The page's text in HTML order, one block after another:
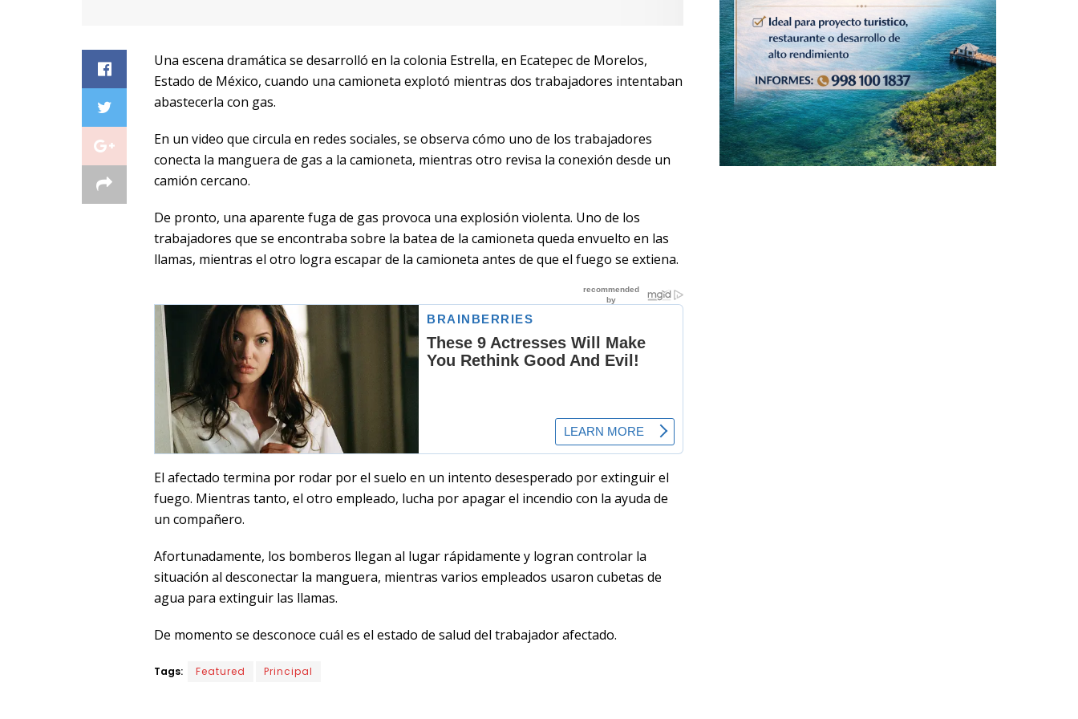
Una escena dramática se desarrolló en la colonia Estrella, en Ecatepec de Morelos,
Estado de México, cuando una camioneta explotó mientras dos trabajadores intentaban
abastecerla con gas.
En un video que circula en redes sociales, se observa cómo uno de los trabajadores
conecta la manguera de gas a la camioneta, mientras otro revisa la conexión desde un
camión cercano.
De pronto, una aparente fuga de gas provoca una explosión violenta. Uno de los
trabajadores que se encontraba sobre la batea de la camioneta queda envuelto en las
llamas, mientras el otro logra escapar de la camioneta antes de que el fuego se extiena.
El afectado termina por rodar por el suelo en un intento desesperado por extinguir el
fuego. Mientras tanto, el otro empleado, lucha por apagar el incendio con la ayuda de
un compañero.
Afortunadamente, los bomberos llegan al lugar rápidamente y logran controlar la
situación al desconectar la manguera, mientras varios empleados usaron cubetas de
agua para extinguir las llamas.
De momento se desconoce cuál es el estado de salud del trabajador afectado.
Tags: Featured Principal